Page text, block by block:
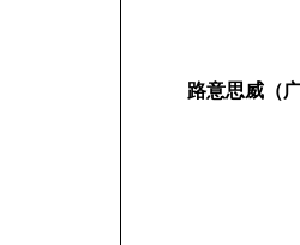
路意思威（